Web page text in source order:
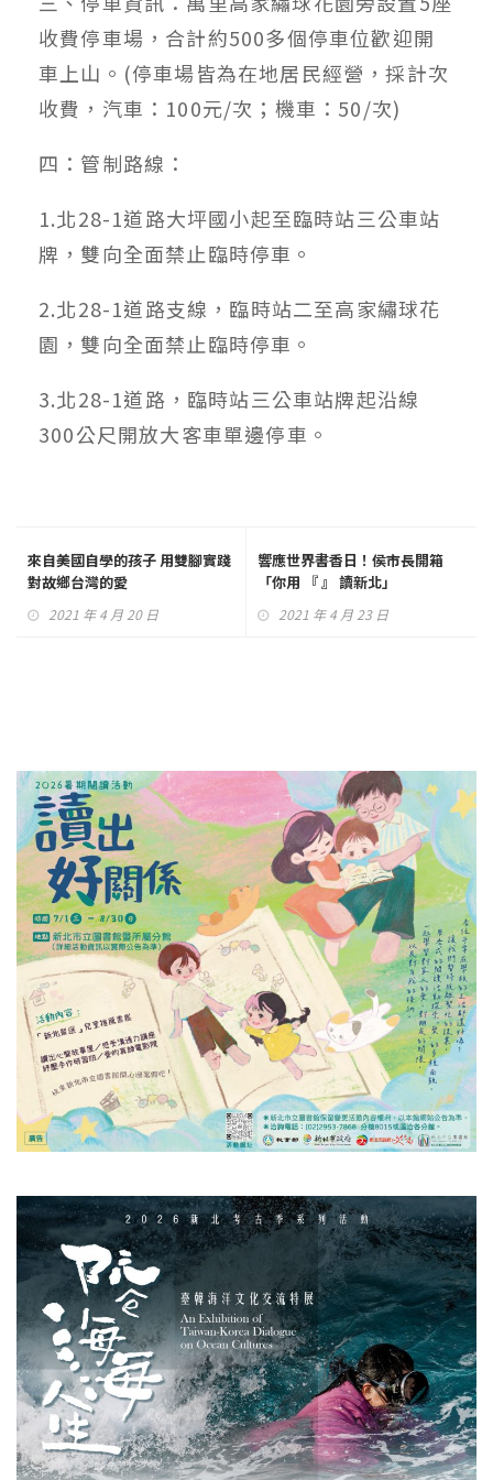
收費停車場，合計約500多個停車位歡迎開
車上山。(停車場皆為在地居民經營，採計次
收費，汽車：100元/次；機車：50/次)
四：管制路線：
1.北28-1道路大坪國小起至臨時站三公車站
牌，雙向全面禁止臨時停車。
2.北28-1道路支線，臨時站二至高家繡球花
園，雙向全面禁止臨時停車。
3.北28-1道路，臨時站三公車站牌起沿線
300公尺開放大客車單邊停車。
來自美國自學的孩子 用雙腳實踐
對故鄉台灣的愛
2021 年 4 月 20 日
響應世界書香日！侯市長開箱
「你用 『 』 讀新北」
2021 年 4 月 23 日